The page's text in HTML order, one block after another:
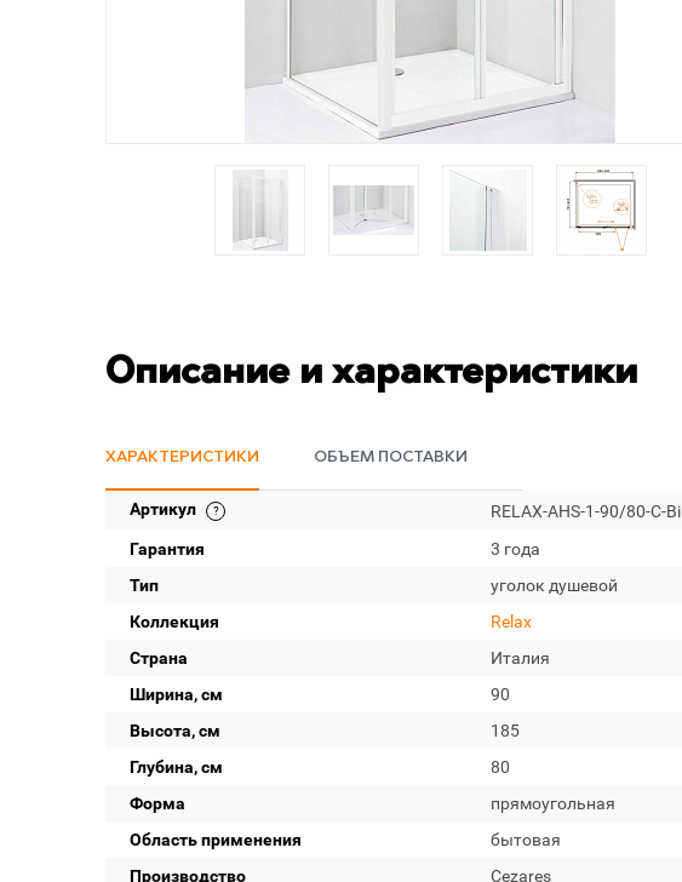
Описание и характеристики
ХАРАКТЕРИСТИКИ ОБЪЕМ ПОСТАВКИ
Артикул
RELAX-AHS-1-90/80-C-Bi
Гарантия
3 года
Тип
уголок душевой
Коллекция
Relax
Страна
Италия
Ширина, см
90
Высота, см
185
Глубина, см
80
Форма
прямоугольная
Область применения
бытовая
Производство
Cezares